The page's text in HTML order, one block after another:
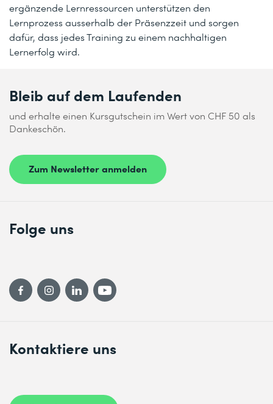
ergänzende Lernressourcen unterstützen den
Lernprozess ausserhalb der Präsenzzeit und sorgen
dafür, dass jedes Training zu einem nachhaltigen
Lernerfolg wird.
Bleib auf dem Laufenden
und erhalte einen Kursgutschein im Wert von CHF 50 als
Dankeschön.
Zum Newsletter anmelden
Kontaktiere uns
Folge uns